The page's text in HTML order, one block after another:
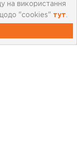
на використання
"cookies" тут